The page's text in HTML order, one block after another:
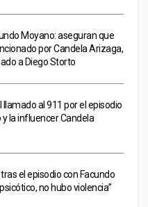
Moyano: aseguran que
por Candela Arizaga,
a Diego Storto
al 911 por el episodio
la influencer Candela
el episodio con Facundo
no hubo violencia”